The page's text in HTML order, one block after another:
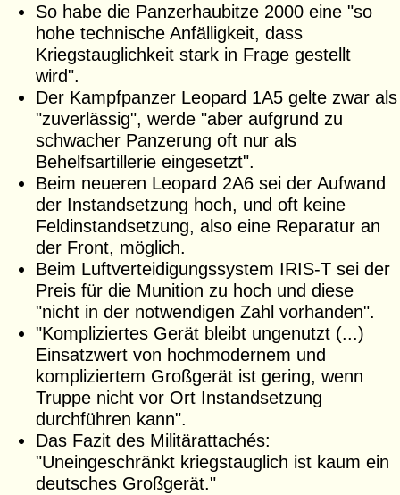
So habe die Panzerhaubitze 2000 eine "so
hohe technische Anfälligkeit, dass
Kriegstauglichkeit stark in Frage gestellt
wird".
Der Kampfpanzer Leopard 1A5 gelte zwar als
"zuverlässig", werde "aber aufgrund zu
schwacher Panzerung oft nur als
Behelfsartillerie eingesetzt".
Beim neueren Leopard 2A6 sei der Aufwand
der Instandsetzung hoch, und oft keine
Feldinstandsetzung, also eine Reparatur an
der Front, möglich.
Beim Luftverteidigungssystem IRIS-T sei der
Preis für die Munition zu hoch und diese
"nicht in der notwendigen Zahl vorhanden".
"Kompliziertes Gerät bleibt ungenutzt (...)
Einsatzwert von hochmodernem und
kompliziertem Großgerät ist gering, wenn
Truppe nicht vor Ort Instandsetzung
durchführen kann".
Das Fazit des Militärattachés:
"Uneingeschränkt kriegstauglich ist kaum ein
deutsches Großgerät."